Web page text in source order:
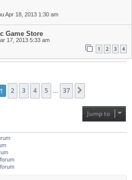
Apr 18, 2013 1:30 am
Game Store
17, 2013 5:33 am
1 2 3 4
of 37
1 2 3 4 5 37
Jump to